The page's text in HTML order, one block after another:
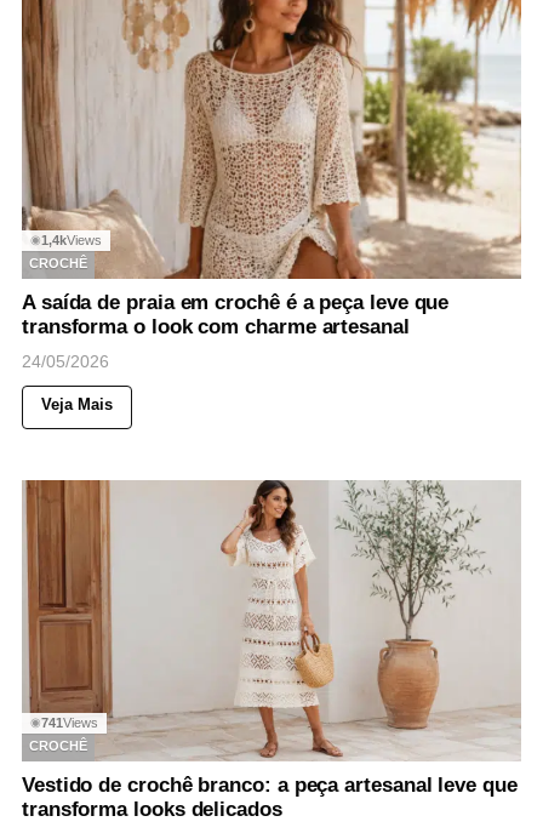
◉1,4kViews
CROCHÊ
A saída de praia em crochê é a peça leve que
transforma o look com charme artesanal
24/05/2026
Veja Mais
◉741Views
CROCHÊ
Vestido de crochê branco: a peça artesanal leve que
transforma looks delicados